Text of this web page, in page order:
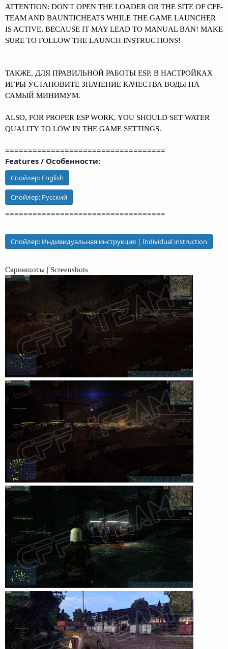
ATTENTION: DON'T OPEN THE LOADER OR THE SITE OF CFF-
TEAM AND BAUNTICHEATS WHILE THE GAME LAUNCHER
IS ACTIVE, BECAUSE IT MAY LEAD TO MANUAL BAN! MAKE
SURE TO FOLLOW THE LAUNCH INSTRUCTIONS!
ТАКЖЕ, ДЛЯ ПРАВИЛЬНОЙ РАБОТЫ ESP, В НАСТРОЙКАХ
ИГРЫ УСТАНОВИТЕ ЗНАЧЕНИЕ КАЧЕСТВА ВОДЫ НА
САМЫЙ МИНИМУМ.
ALSO, FOR PROPER ESP WORK, YOU SHOULD SET WATER
QUALITY TO LOW IN THE GAME SETTINGS.
===================================
Features / Особенности:
Спойлер: English
Спойлер: Русский
===================================
Спойлер: Индивидуальная инструкция | Individual instruction
Скриншоты | Screenshots